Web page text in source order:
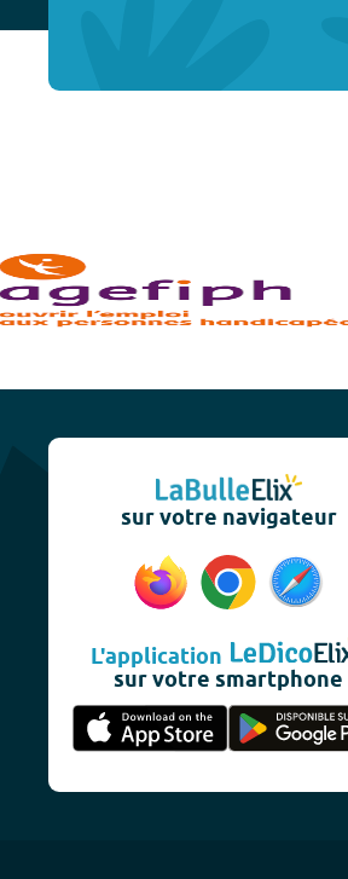
sur votre navigateur
L'application
sur votre smartphone